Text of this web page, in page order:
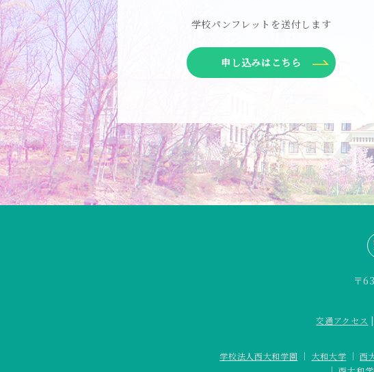
学校パンフレットを送付します
申し込みはこちら
〒
交通アクセス |
学校法人西大和学園 ｜ 大和大学 ｜西